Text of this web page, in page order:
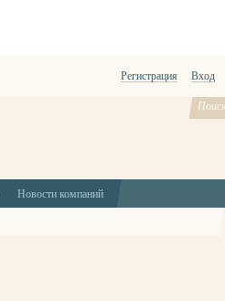
Регистрация Вход
Новости компаний